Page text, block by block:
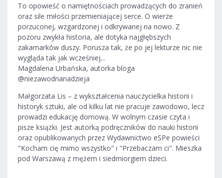
To opowieść o namiętnościach prowadzących do zranień
oraz sile miłości przemieniającej serce. O wierze
porzuconej, wzgardzonej i odkrywanej na nowo. Z
pozoru zwykła historia, ale dotyka najgłębszych
zakamarków duszy. Porusza tak, że po jej lekturze nic nie
wygląda tak jak wcześniej...
Magdalena Urbańska, autorka bloga
@niezawodnanadzieja
Małgorzata Lis – z wykształcenia nauczycielka historii i
historyk sztuki, ale od kilku lat nie pracuje zawodowo, lecz
prowadzi edukację domową. W wolnym czasie czyta i
pisze książki. Jest autorką podręczników do nauki historii
oraz opublikowanych przez Wydawnictwo eSPe powieści
"Kocham cię mimo wszystko" i "Przebaczam ci". Mieszka
pod Warszawą z mężem i siedmiorgiem dzieci.